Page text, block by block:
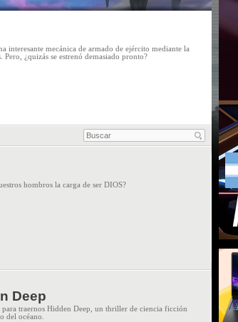
interesante mecánica de armado de ejército mediante la
¿quizás se estrenó demasiado pronto?
hombros la carga de ser DIOS?
Deep
traernos Hidden Deep, un thriller de ciencia ficción
del océano.